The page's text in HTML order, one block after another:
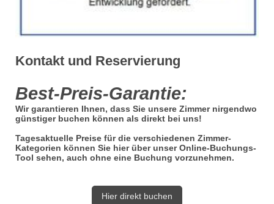
Kontakt und Reservierung
Best-Preis-Garantie:
Wir garantieren Ihnen, dass Sie unsere Zimmer nirgendwo
günstiger buchen können als direkt bei uns!
Tagesaktuelle Preise für die verschiedenen Zimmer-
Kategorien können Sie hier über unser Online-Buchungs-
Tool sehen, auch ohne eine Buchung vorzunehmen.
Hier direkt buchen